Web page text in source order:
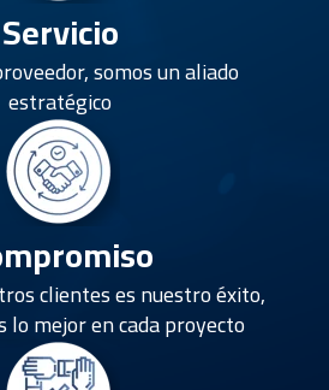
Servicio
somos un aliado
estratégico
clientes es nuestro éxito,
lo mejor en cada proyecto